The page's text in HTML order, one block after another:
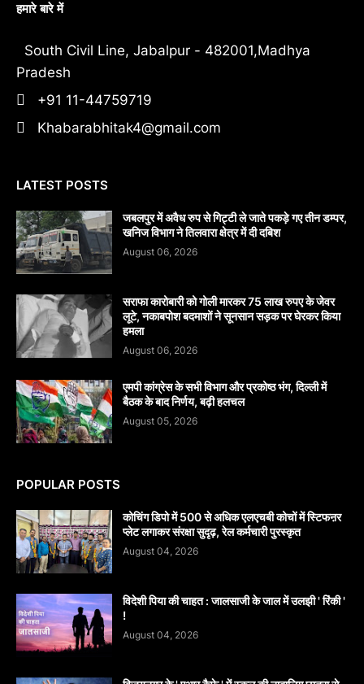
हमारे बारे में
South Civil Line, Jabalpur - 482001,Madhya
Pradesh
+91 11-44759719
Khabarabhitak4@gmail.com
LATEST POSTS
जबलपुर में अवैध रुप से गिट्टी ले जाते पकड़े गए तीन डम्पर,
खनिज विभाग ने तिलवारा क्षेत्र में दी दबिश
August 06, 2026
सराफा कारोबारी को गोली मारकर 75 लाख रुपए के जेवर
लूटे, नकाबपोश बदमाशों ने सूनसान सड़क पर घेरकर किया
हमला
August 06, 2026
एमपी कांग्रेस के सभी विभाग और प्रकोष्ठ भंग, दिल्ली में
बैठक के बाद निर्णय, बढ़ी हलचल
August 05, 2026
POPULAR POSTS
कोचिंग डिपो में 500 से अधिक एलएचबी कोचों में स्टिफऩर
प्लेट लगाकर संरक्षा सुदृढ़, रेल कर्मचारी पुरस्कृत
August 04, 2026
विदेशी पिया की चाहत : जालसाजी के जाल में उलझी ' रिंकी '
!
August 04, 2026